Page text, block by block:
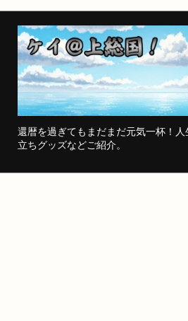
還暦を過ぎてもまだまだ元気一杯！
立ちグッズなどご紹介。